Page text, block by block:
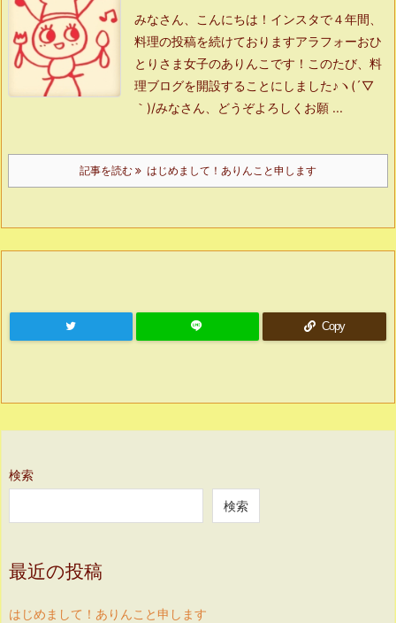
みなさん、こんにちは！ インスタで４年間、
料理の投稿を続けておりますアラフォーおひ
とりさま女子のありんこです！ このたび、料
理ブログを開設することにしました♪ヽ(´▽
｀)/みなさん、どうぞよろしくお願 ...
記事を読む はじめまして！ありんこと申します
Copy
検索
検索
最近の投稿
はじめまして！ありんこと申します